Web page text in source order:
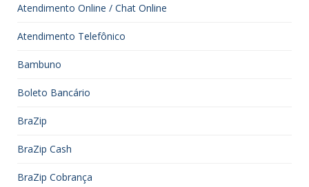
Atendimento Online / Chat Online
Atendimento Telefônico
Bambuno
Boleto Bancário
BraZip
BraZip Cash
BraZip Cobrança